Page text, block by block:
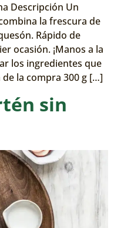
Descripción Un
la frescura de
Rápido de
ocasión. ¡Manos a la
los ingredientes que
la compra 300 g […]
sin